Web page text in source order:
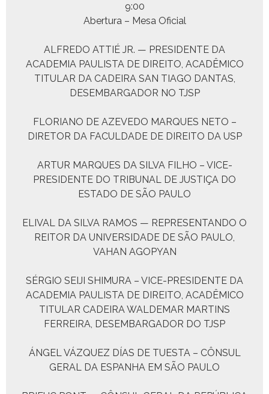
9:00
Aber­tu­ra – Mesa Oficial
ALFREDO ATTIÉ JR. — PRESIDENTE DA
ACADEMIA PAULISTA DE DIREITO, ACADÊMICO
TITULAR DA CADEIRA SAN TIAGO DANTAS,
DESEMBARGADOR NO TJSP
FLORIANO DE AZEVEDO MARQUES NETO –
DIRETOR DA FACULDADE DE DIREITO DA USP
ARTUR MARQUES DA SILVA FILHO – VICE-
PRESIDENTE DO TRIBUNAL DE JUSTIÇA DO
ESTADO DE SÃO PAULO
ELIVAL DA SILVA RAMOS — REPRESENTANDO O
REITOR DA UNIVERSIDADE DE SÃO PAULO,
VAHAN AGOPYAN
SÉRGIO SEIJI SHIMURA – VICE-PRESIDENTE DA
ACADEMIA PAULISTA DE DIREITO, ACADÊMICO
TITULAR CADEIRA WALDEMAR MARTINS
FERREIRA, DESEMBARGADOR DO TJSP
ÁNGEL VÁZQUEZ DÍAS DE TUESTA – CÔNSUL
GERAL DA ESPANHA EM SÃO PAULO